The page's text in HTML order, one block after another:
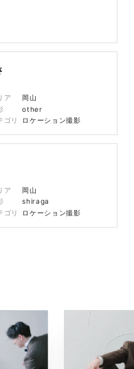
ア
岡山
other
ゴリ
ロケーション撮影
ア
岡山
shiraga
ゴリ
ロケーション撮影